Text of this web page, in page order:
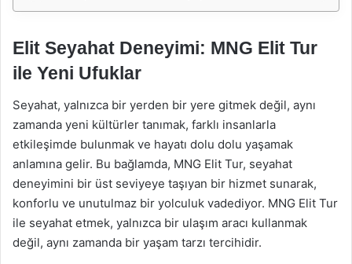
Elit Seyahat Deneyimi: MNG Elit Tur
ile Yeni Ufuklar
Seyahat, yalnızca bir yerden bir yere gitmek değil, aynı
zamanda yeni kültürler tanımak, farklı insanlarla
etkileşimde bulunmak ve hayatı dolu dolu yaşamak
anlamına gelir. Bu bağlamda, MNG Elit Tur, seyahat
deneyimini bir üst seviyeye taşıyan bir hizmet sunarak,
konforlu ve unutulmaz bir yolculuk vadediyor. MNG Elit Tur
ile seyahat etmek, yalnızca bir ulaşım aracı kullanmak
değil, aynı zamanda bir yaşam tarzı tercihidir.